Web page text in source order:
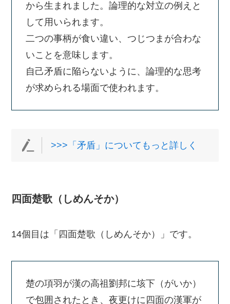
から生まれました。論理的な対立の例えと
して用いられます。
二つの事柄が食い違い、つじつまが合わな
いことを意味します。
自己矛盾に陥らないように、論理的な思考
が求められる場面で使われます。
>>>「矛盾」についてもっと詳しく
四面楚歌（しめんそか）
14個目は「四面楚歌（しめんそか）」です。
楚の項羽が漢の高祖劉邦に垓下（がいか）
で包囲されたとき、夜更けに四面の漢軍が